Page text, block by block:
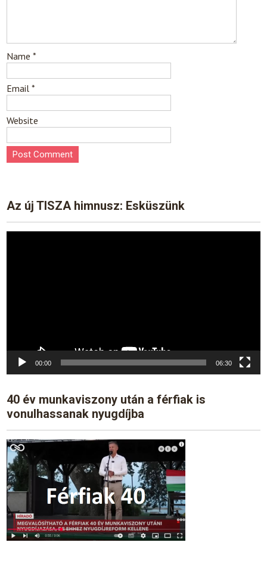
Name*
Email*
Website
Az új TISZA himnusz: Esküszünk
00:00 06:30
40 év munkaviszony után a férfiak is
vonulhassanak nyugdíjba